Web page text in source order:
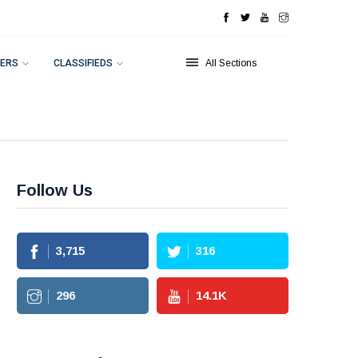
CLASSIFIEDS All Sections
Follow Us
3,715 316
296 14.1K